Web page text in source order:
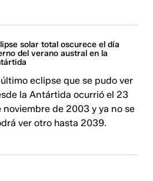
solar total oscurece el día
del verano austral en la
eclipse que se pudo ver
la Antártida ocurrió el 23
noviembre de 2003 y ya no se
ver otro hasta 2039.